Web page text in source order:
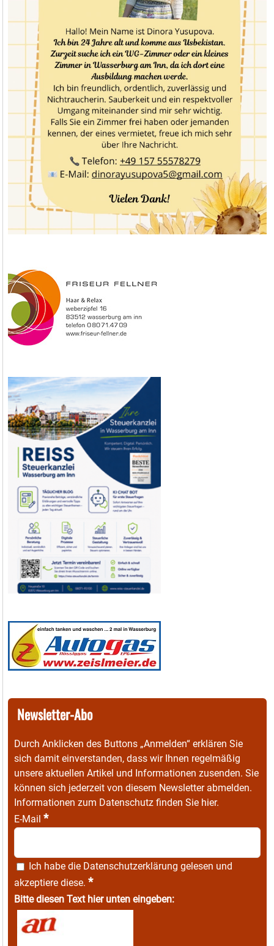
Newsletter-Abo
Durch Anklicken des Buttons „Anmelden“ erklären Sie
sich damit einverstanden, dass wir Ihnen regelmäßig
unsere aktuellen Artikel und Informationen zusenden. Sie
können sich jederzeit von diesem Newsletter abmelden.
Informationen zum Datenschutz finden Sie hier.
E-Mail *
Ich habe die Datenschutzerklärung gelesen und
akzeptiere diese. *
Bitte diesen Text hier unten eingeben: